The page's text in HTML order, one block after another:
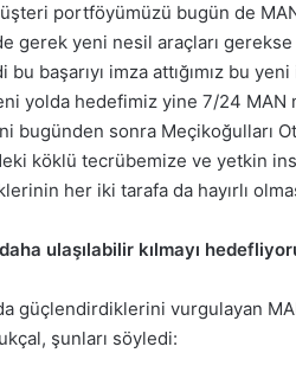
portföyümüzü bugün de
gerek yeni nesil araçları
bu başarıyı imza attığımız bu
yolda hedefimiz yine 7/24
bugünden sonra Meçikoğulları
köklü tecrübemize ve yetkin
her iki tarafa da hayırlı
ulaşılabilir kılmayı
güçlendirdiklerini vurgulayan
şunları söyledi: